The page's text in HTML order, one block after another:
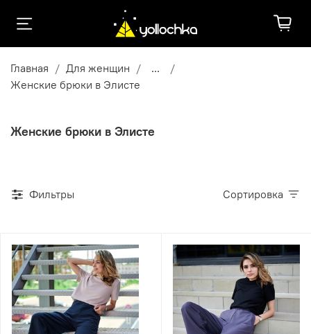
Главная Для женщин
...
Женские брюки в Элисте
Женские брюки в Элисте
Фильтры Сортировка